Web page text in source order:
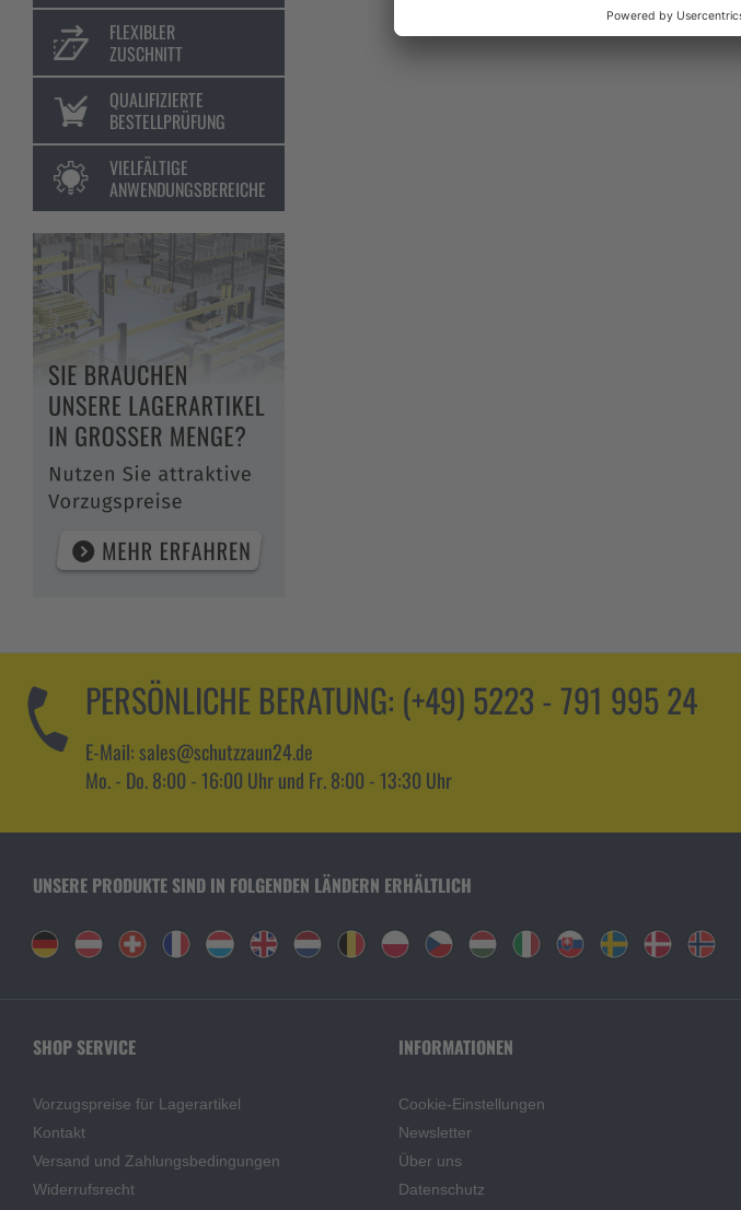
FLEXIBLER
ZUSCHNITT
QUALIFIZIERTE
BESTELLPRÜFUNG
VIELFÄLTIGE
ANWENDUNGSBEREICHE
PERSÖNLICHE BERATUNG: (+49) 5223 - 791 995 24
E-Mail: sales@schutzzaun24.de
Mo. - Do. 8:00 - 16:00 Uhr und Fr. 8:00 - 13:30 Uhr
UNSERE PRODUKTE SIND IN FOLGENDEN LÄNDERN ERHÄLTLICH
SHOP SERVICE
Vorzugspreise für Lagerartikel
Kontakt
Versand und Zahlungsbedingungen
Widerrufsrecht
INFORMATIONEN
Cookie-Einstellungen
Newsletter
Über uns
Datenschutz